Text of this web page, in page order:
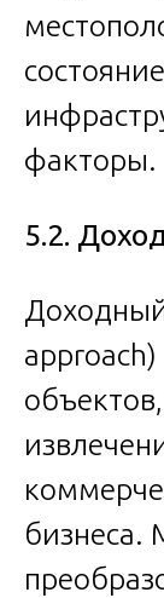
факторы.
5.2.
бизнеса.